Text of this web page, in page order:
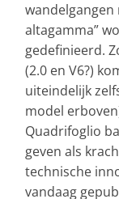
altagamma”
gedefinieerd.
(2.0 en V6?)
uiteindelijk
model
Quadrifoglio
geven als
technische
vandaag